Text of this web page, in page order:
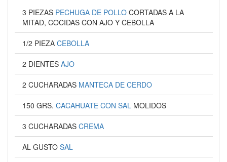
3 PIEZAS PECHUGA DE POLLO CORTADAS A LA
MITAD, COCIDAS CON AJO Y CEBOLLA
1/2 PIEZA CEBOLLA
2 DIENTES AJO
2 CUCHARADAS MANTECA DE CERDO
150 GRS. CACAHUATE CON SAL MOLIDOS
3 CUCHARADAS CREMA
AL GUSTO SAL